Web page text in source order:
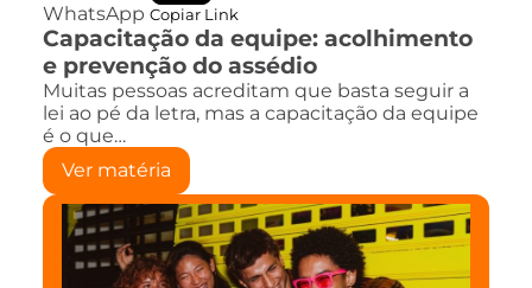
WhatsApp Copiar Link
Capacitação da equipe: acolhimento
e prevenção do assédio
Muitas pessoas acreditam que basta seguir a
lei ao pé da letra, mas a capacitação da equipe
é o que…
Ver matéria